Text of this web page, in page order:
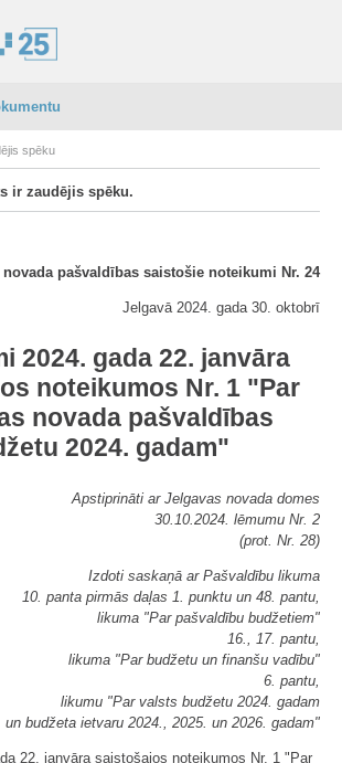
spēku
ir zaudējis spēku.
novada pašvaldības saistošie noteikumi Nr. 24
Jelgavā 2024. gada 30. oktobrī
2024. gada 22. janvāra
noteikumos Nr. 1 "Par
novada pašvaldības
2024. gadam"
Apstiprināti ar Jelgavas novada domes
30.10.2024. lēmumu Nr. 2
(prot. Nr. 28)
Izdoti saskaņā ar Pašvaldību likuma
10. panta pirmās daļas 1. punktu un 48. pantu,
likuma "Par pašvaldību budžetiem"
16., 17. pantu,
likuma "Par budžetu un finanšu vadību"
6. pantu,
likumu "Par valsts budžetu 2024. gadam
un budžeta ietvaru 2024., 2025. un 2026. gadam"
22. janvāra saistošajos noteikumos Nr. 1 "Par